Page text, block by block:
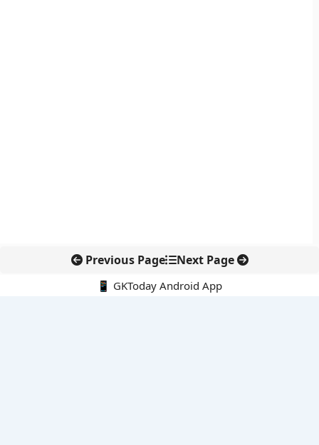
Previous Page Next Page
📱 GKToday Android App